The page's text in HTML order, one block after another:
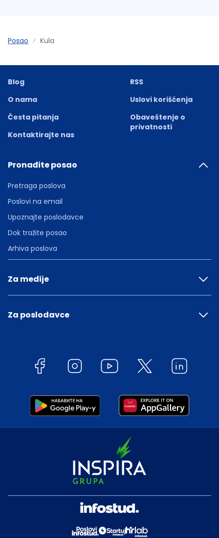
Posao Kula
Blog
O nama
Česta pitanja
Kontaktirajte nas
RSS
Uslovi korišćenja
Obaveštenje o
privatnosti
Pronađite posao
Pretraga poslova
Poslovi na email
Upoznajte poslodavce
Dok tražite posao
Arhiva poslova
Za medije
Za poslodavce